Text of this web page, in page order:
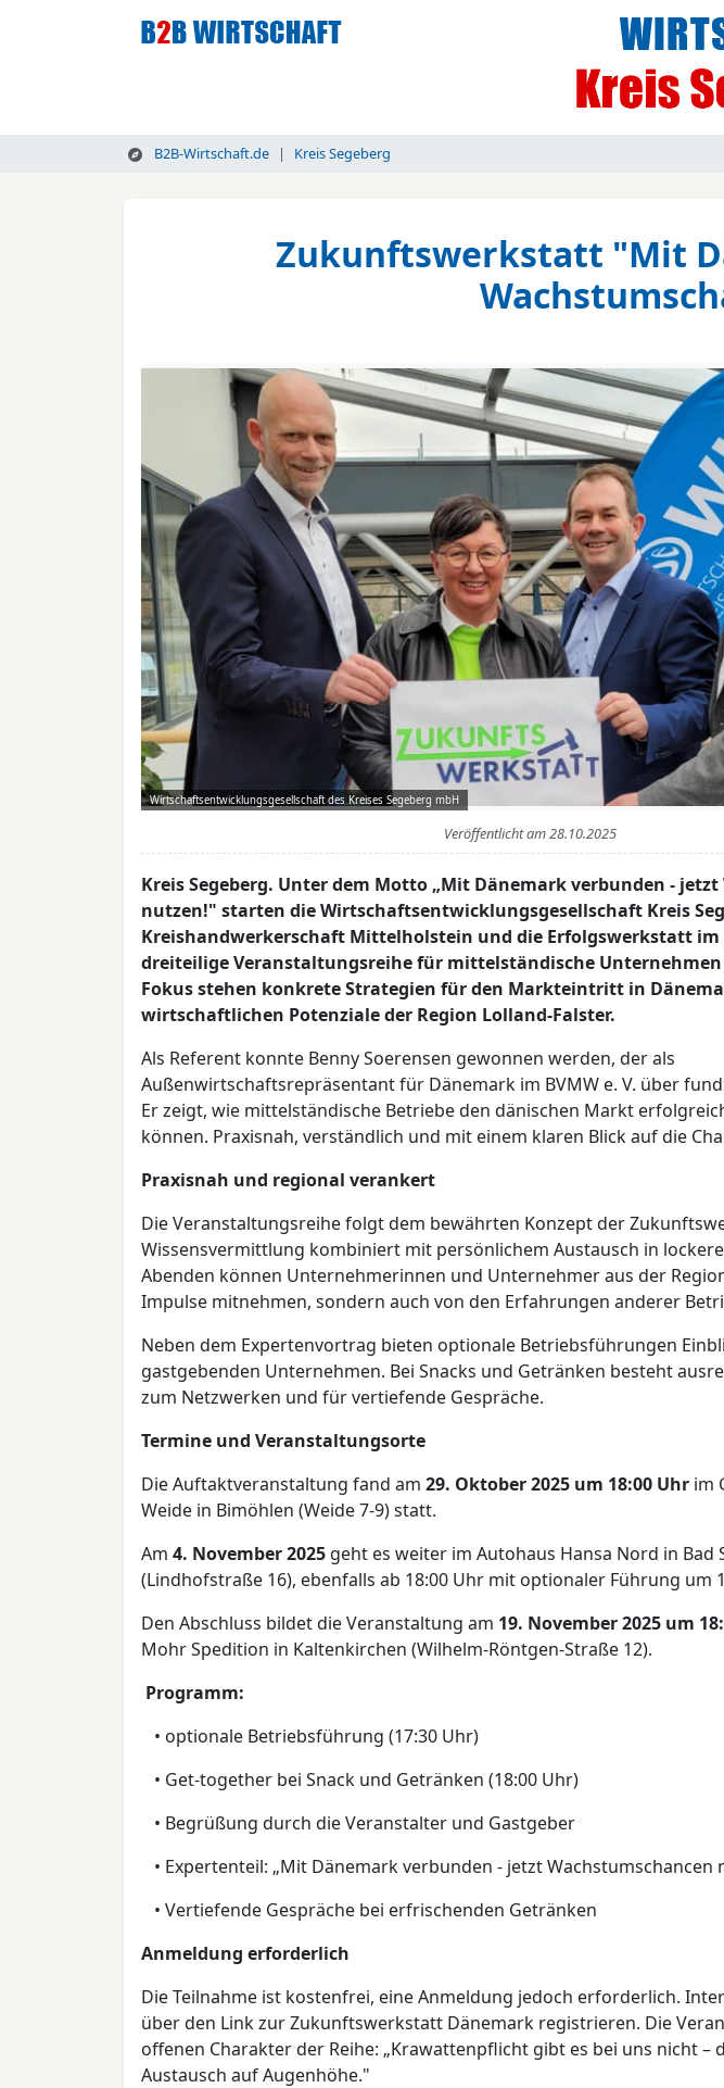
B2B-Wirtschaft.de Kreis Segeberg
Zukunftswerkstatt "Mit
Wirtschaftsentwicklungsgesellschaft des Kreises Segeberg mbH
Veröffentlicht am28.10.2025
Kreis Segeberg. Unter dem Motto „Mit Dänemark verbunden -
nutzen!" starten die Wirtschaftsentwicklungsgesellschaft Kreis
Kreishandwerkerschaft Mittelholstein und die Erfolgswerkstatt im
dreiteilige Veranstaltungsreihe für mittelständische Unternehmen
Fokus stehen konkrete Strategien für den Markteintritt in
wirtschaftlichen Potenziale der Region Lolland-Falster.
Als Referent konnte Benny Soerensen gewonnen werden, der als
Außenwirtschaftsrepräsentant für Dänemark im BVMW e. V. über
Er zeigt, wie mittelständische Betriebe den dänischen Markt
können. Praxisnah, verständlich und mit einem klaren Blick auf die
Praxisnah und regional verankert
Die Veranstaltungsreihe folgt dem bewährten Konzept der
Wissensvermittlung kombiniert mit persönlichem Austausch in
Abenden können Unternehmerinnen und Unternehmer aus der
Impulse mitnehmen, sondern auch von den Erfahrungen anderer
Neben dem Expertenvortrag bieten optionale Betriebsführungen
gastgebenden Unternehmen. Bei Snacks und Getränken besteht
zum Netzwerken und für vertiefende Gespräche.
Termine und Veranstaltungsorte
Die Auftaktveranstaltung fand am 29. Oktober 2025 um 18:00 Uhr im
Weide in Bimöhlen (Weide 7-9) statt.
Am 4. November 2025 geht es weiter im Autohaus Hansa Nord in Bad
(Lindhofstraße 16), ebenfalls ab 18:00 Uhr mit optionaler Führung um
Den Abschluss bildet die Veranstaltung am 19. November 2025 um
Mohr Spedition in Kaltenkirchen (Wilhelm-Röntgen-Straße 12).
Programm:
• optionale Betriebsführung (17:30 Uhr)
• Get-together bei Snack und Getränken (18:00 Uhr)
• Begrüßung durch die Veranstalter und Gastgeber
• Expertenteil: „Mit Dänemark verbunden - jetzt Wachstumschancen
• Vertiefende Gespräche bei erfrischenden Getränken
Anmeldung erforderlich
Die Teilnahme ist kostenfrei, eine Anmeldung jedoch erforderlich.
über den Link zur Zukunftswerkstatt Dänemark registrieren. Die
offenen Charakter der Reihe: „Krawattenpflicht gibt es bei uns nicht –
Austausch auf Augenhöhe."